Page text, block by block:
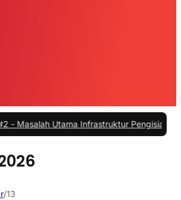
Utama Infrastruktur Pengisian Daya
/13